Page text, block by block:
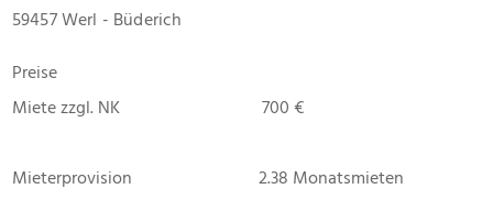
59457 Werl - Büderich
Preise
Miete zzgl. NK
700 €
Mieterprovision 2.38 Monatsmieten